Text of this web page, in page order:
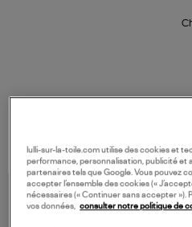
lulli-sur-la-toile.com utilise des cookies et
performance, personnalisation, publicité et
partenaires tels que Google. Vous pouvez
accepter l’ensemble des cookies («
nécessaires (« Continuer sans accepter »).
vos données, consulter notre politique de